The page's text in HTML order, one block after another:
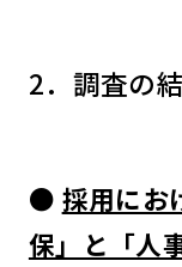
2．調査の
● 採用にお
保」と「人